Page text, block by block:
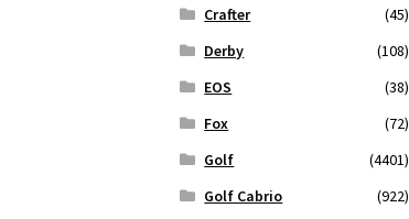
Crafter
(45)
Derby
(108)
EOS
(38)
Fox
(72)
Golf
(4401)
Golf Cabrio
(922)